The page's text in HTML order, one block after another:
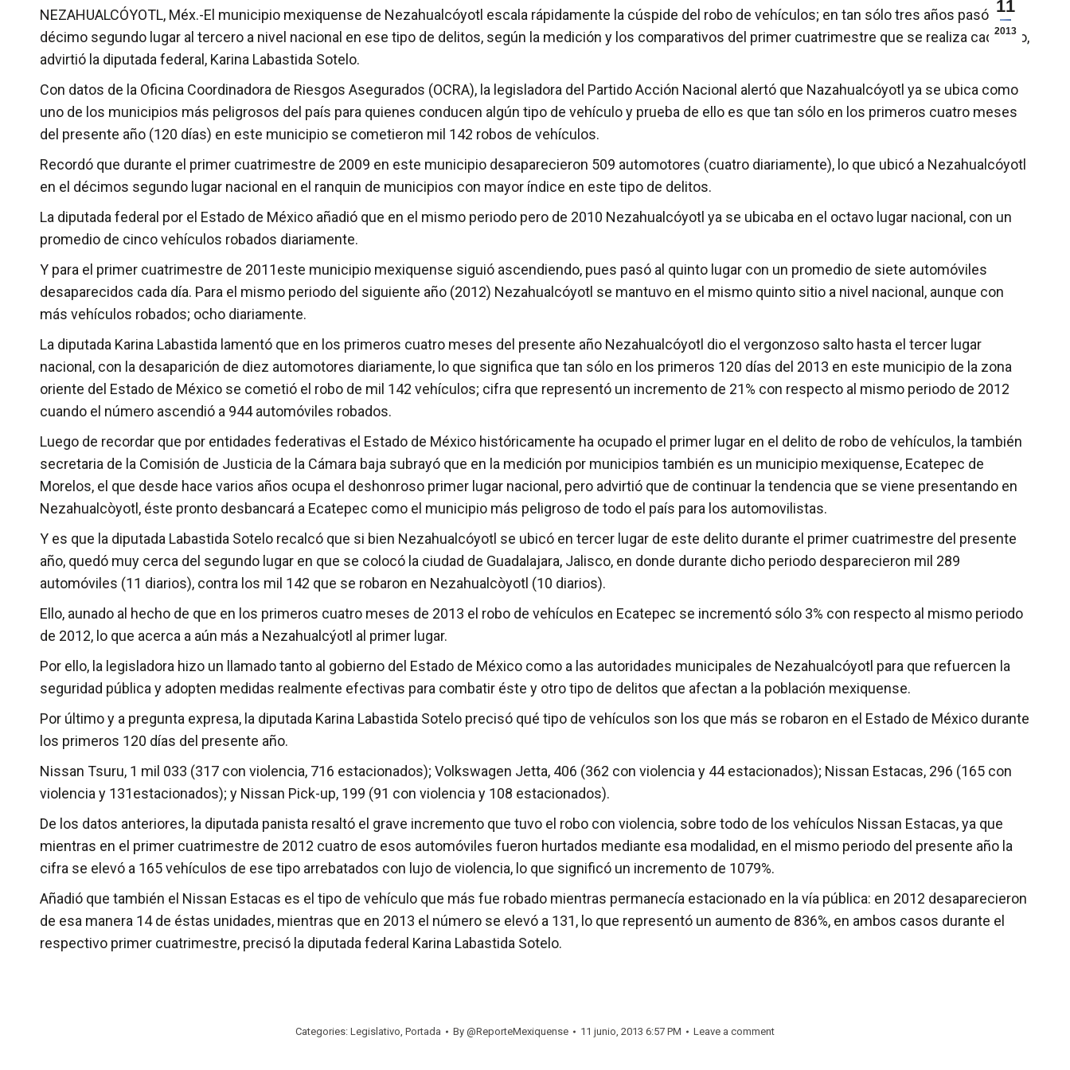
11
2013
NEZAHUALCÓYOTL, Méx.-El municipio mexiquense de Nezahualcóyotl escala rápidamente la cúspide del robo de vehículos; en tan sólo tres años pasó del
décimo segundo lugar al tercero a nivel nacional en ese tipo de delitos, según la medición y los comparativos del primer cuatrimestre que se realiza cada año,
advirtió la diputada federal, Karina Labastida Sotelo.
Con datos de la Oficina Coordinadora de Riesgos Asegurados (OCRA), la legisladora del Partido Acción Nacional alertó que Nazahualcóyotl ya se ubica como
uno de los municipios más peligrosos del país para quienes conducen algún tipo de vehículo y prueba de ello es que tan sólo en los primeros cuatro meses
del presente año (120 días) en este municipio se cometieron mil 142 robos de vehículos.
Recordó que durante el primer cuatrimestre de 2009 en este municipio desaparecieron 509 automotores (cuatro diariamente), lo que ubicó a Nezahualcóyotl
en el décimos segundo lugar nacional en el ranquin de municipios con mayor índice en este tipo de delitos.
La diputada federal por el Estado de México añadió que en el mismo periodo pero de 2010 Nezahualcóyotl ya se ubicaba en el octavo lugar nacional, con un
promedio de cinco vehículos robados diariamente.
Y para el primer cuatrimestre de 2011este municipio mexiquense siguió ascendiendo, pues pasó al quinto lugar con un promedio de siete automóviles
desaparecidos cada día. Para el mismo periodo del siguiente año (2012) Nezahualcóyotl se mantuvo en el mismo quinto sitio a nivel nacional, aunque con
más vehículos robados; ocho diariamente.
La diputada Karina Labastida lamentó que en los primeros cuatro meses del presente año Nezahualcóyotl dio el vergonzoso salto hasta el tercer lugar
nacional, con la desaparición de diez automotores diariamente, lo que significa que tan sólo en los primeros 120 días del 2013 en este municipio de la zona
oriente del Estado de México se cometió el robo de mil 142 vehículos; cifra que representó un incremento de 21% con respecto al mismo periodo de 2012
cuando el número ascendió a 944 automóviles robados.
Luego de recordar que por entidades federativas el Estado de México históricamente ha ocupado el primer lugar en el delito de robo de vehículos, la también
secretaria de la Comisión de Justicia de la Cámara baja subrayó que en la medición por municipios también es un municipio mexiquense, Ecatepec de
Morelos, el que desde hace varios años ocupa el deshonroso primer lugar nacional, pero advirtió que de continuar la tendencia que se viene presentando en
Nezahualcòyotl, éste pronto desbancará a Ecatepec como el municipio más peligroso de todo el país para los automovilistas.
Y es que la diputada Labastida Sotelo recalcó que si bien Nezahualcóyotl se ubicó en tercer lugar de este delito durante el primer cuatrimestre del presente
año, quedó muy cerca del segundo lugar en que se colocó la ciudad de Guadalajara, Jalisco, en donde durante dicho periodo desparecieron mil 289
automóviles (11 diarios), contra los mil 142 que se robaron en Nezahualcòyotl (10 diarios).
Ello, aunado al hecho de que en los primeros cuatro meses de 2013 el robo de vehículos en Ecatepec se incrementó sólo 3% con respecto al mismo periodo
de 2012, lo que acerca a aún más a Nezahualcýotl al primer lugar.
Por ello, la legisladora hizo un llamado tanto al gobierno del Estado de México como a las autoridades municipales de Nezahualcóyotl para que refuercen la
seguridad pública y adopten medidas realmente efectivas para combatir éste y otro tipo de delitos que afectan a la población mexiquense.
Por último y a pregunta expresa, la diputada Karina Labastida Sotelo precisó qué tipo de vehículos son los que más se robaron en el Estado de México durante
los primeros 120 días del presente año.
Nissan Tsuru, 1 mil 033 (317 con violencia, 716 estacionados); Volkswagen Jetta, 406 (362 con violencia y 44 estacionados); Nissan Estacas, 296 (165 con
violencia y 131estacionados); y Nissan Pick-up, 199 (91 con violencia y 108 estacionados).
De los datos anteriores, la diputada panista resaltó el grave incremento que tuvo el robo con violencia, sobre todo de los vehículos Nissan Estacas, ya que
mientras en el primer cuatrimestre de 2012 cuatro de esos automóviles fueron hurtados mediante esa modalidad, en el mismo periodo del presente año la
cifra se elevó a 165 vehículos de ese tipo arrebatados con lujo de violencia, lo que significó un incremento de 1079%.
Añadió que también el Nissan Estacas es el tipo de vehículo que más fue robado mientras permanecía estacionado en la vía pública: en 2012 desaparecieron
de esa manera 14 de éstas unidades, mientras que en 2013 el número se elevó a 131, lo que representó un aumento de 836%, en ambos casos durante el
respectivo primer cuatrimestre, precisó la diputada federal Karina Labastida Sotelo.
Categories: Legislativo, Portada By @ReporteMexiquense 11 junio, 2013 6:57 PM Leave a comment